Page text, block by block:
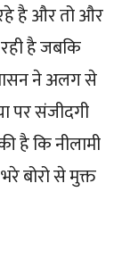
रहे है और तो और
है जबकि
ने अलग से
पर संजीदगी
है कि नीलामी
बोरो से मुक्त